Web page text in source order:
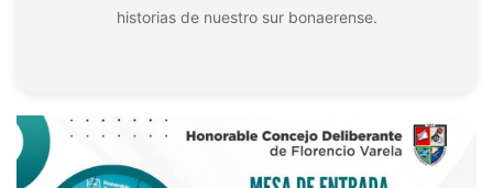
historias de nuestro sur bonaerense.